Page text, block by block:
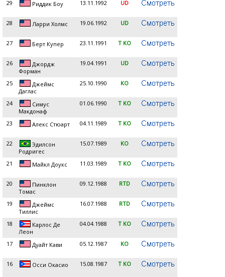
29 Риддик Боу 13.11.1992 UD
28 Ларри Холмс 19.06.1992 UD
27 Берт Купер 23.11.1991 T KO
26
Джордж
Форман
19.04.1991 UD
25
Джеймс
Даглас
25.10.1990 KO
24
Симус
Макдонаф
01.06.1990 T KO
23 Алекс Стюарт 04.11.1989 T KO
22
Эдилсон
Родригес
15.07.1989 KO
21 Майкл Доукс 11.03.1989 T KO
20
Пинклон
Томас
09.12.1988 RTD
19
Джеймс
Тиллис
16.07.1988 RTD
18
Карлос Де
Леон
04.04.1988 T KO
17 Дуайт Кави 05.12.1987 KO
16 Осси Окасио 15.08.1987 T KO